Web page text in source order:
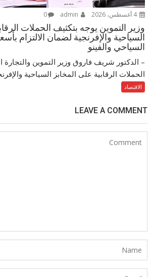
4 أغسطس، 2026 0
وزير التموين يوجه بتكثيف الحملات
السياحية والإفرنجية لضمان الالتزام
السياحي والفينو
– الدكتور شريف فاروق وزير التموين والتجارة
الحملات الرقابية على المخابز السياحية
الاقتصاد
LEAVE A COMMENT